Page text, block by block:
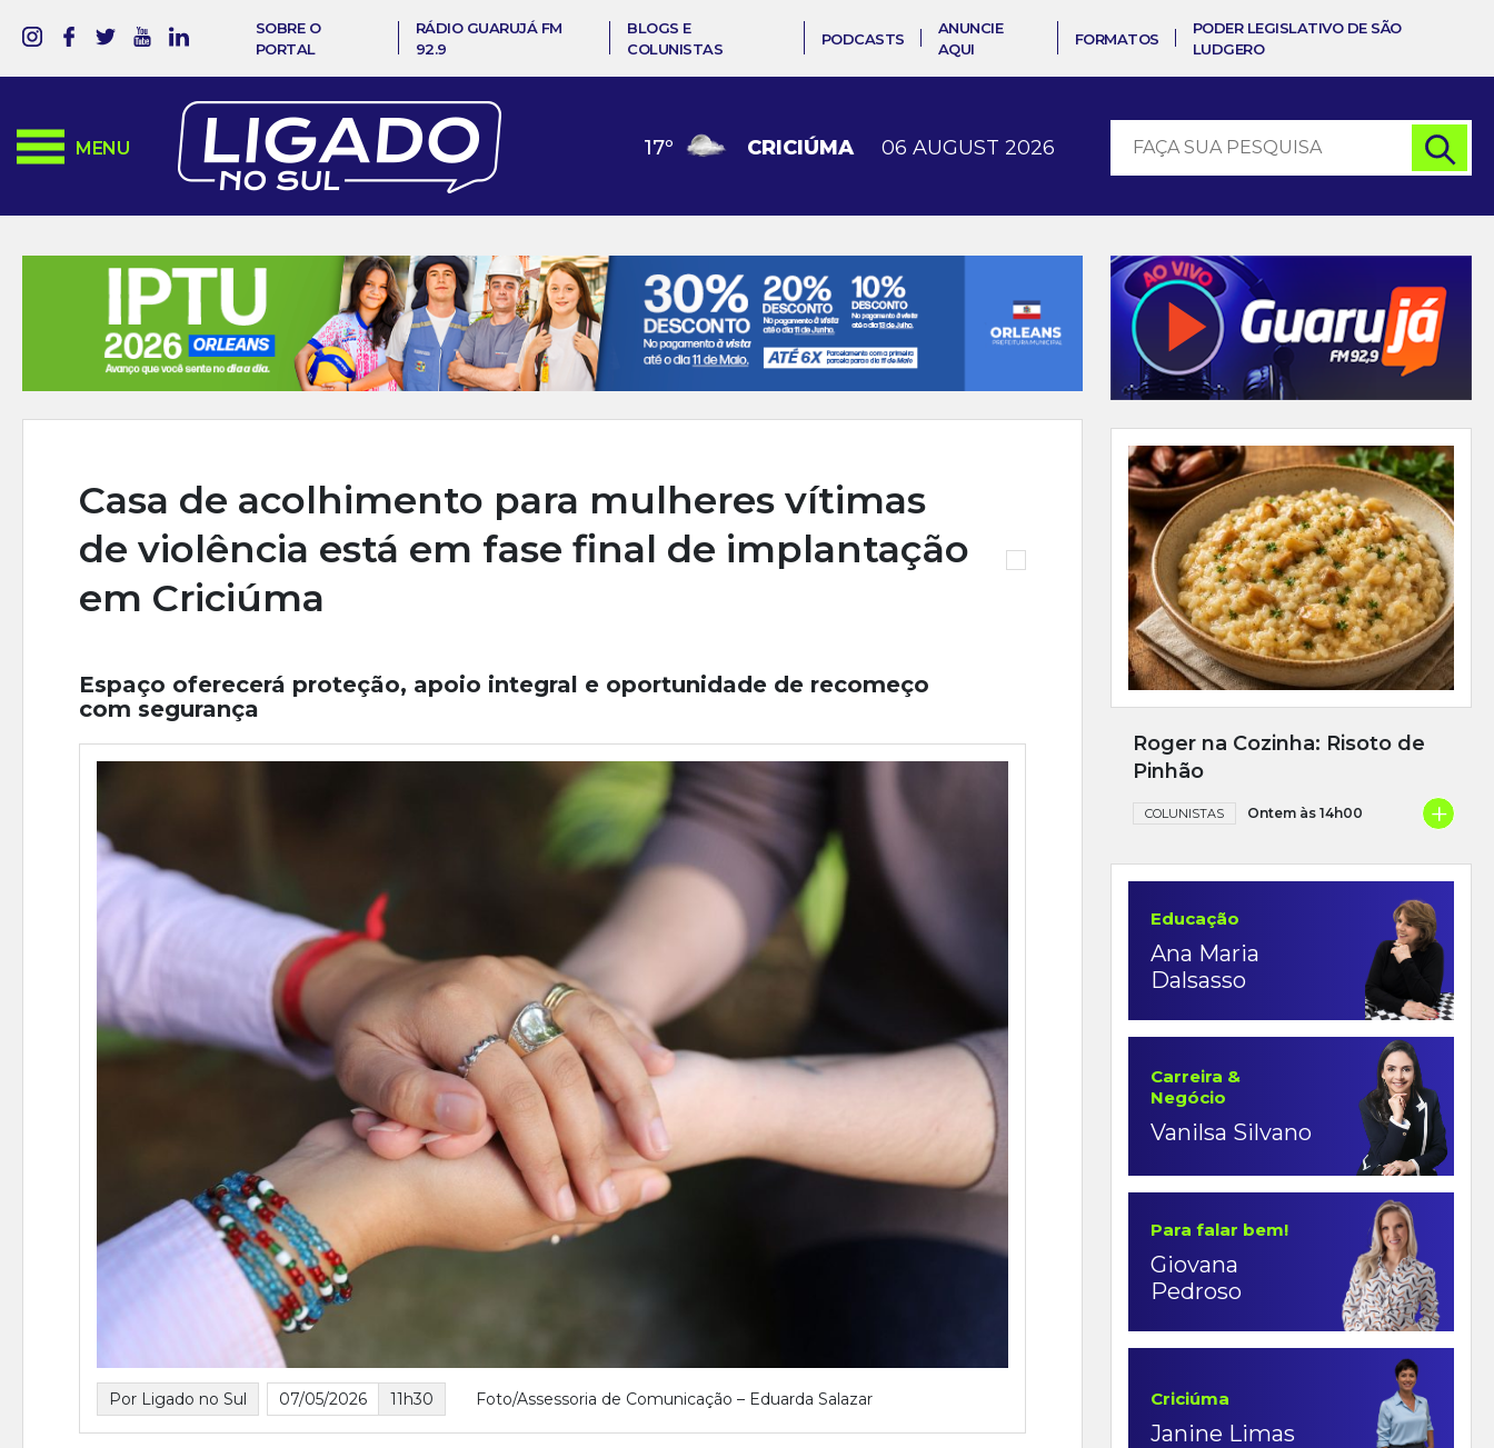
SOBRE O
PORTAL
RÁDIO GUARUJÁ FM
92.9
BLOGS E
COLUNISTAS
PODCASTS
ANUNCIE
AQUI
FORMATOS
PODER LEGISLATIVO DE SÃO
LUDGERO
MENU 17º CRICIÚMA 06 AUGUST 2026
Casa de acolhimento para mulheres vítimas
de violência está em fase final de implantação
em Criciúma
Espaço oferecerá proteção, apoio integral e oportunidade de recomeço
com segurança
Por Ligado no Sul 07/05/2026 11h30 Foto/Assessoria de Comunicação – Eduarda Salazar
Roger na Cozinha: Risoto de
Pinhão
COLUNISTAS Ontem às 14h00 +
Educação
Ana Maria
Dalsasso
Carreira &
Negócio
Vanilsa Silvano
Para falar bem!
Giovana
Pedroso
Criciúma
Janine Limas